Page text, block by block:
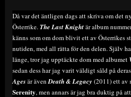
Då var det äntligen dags att skriva om det
Österrike.The Last Knightär album
känns som om dom blivit ett av Österrikes
nutiden, med all rätta för den delen. Själv
länge, tror jag upptäckte dom med albumet
sedan dess har jag varit väldigt såld på
Agesär ävenDeath & Legacy (2011) ett av
Serenity, men annars är jag bra duktig på